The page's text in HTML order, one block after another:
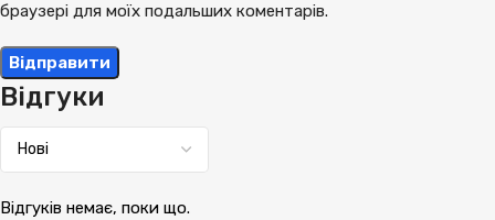
Відгуки
Відгуків немає, поки що.
браузері для моїх подальших коментарів.